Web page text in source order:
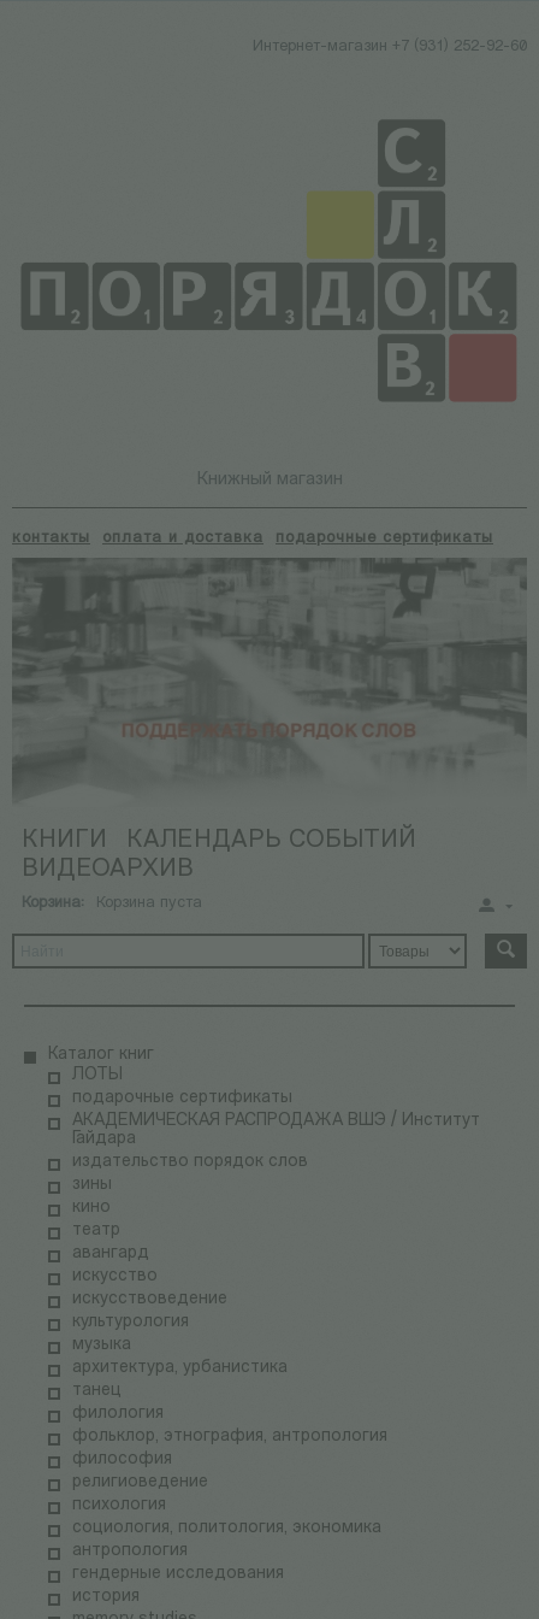
Интернет-магазин +7 (931) 252-92-60
Книжный магазин
контакты оплата и доставка подарочные сертификаты
КНИГИ
КАЛЕНДАРЬ СОБЫТИЙ
ВИДЕОАРХИВ
Корзина: Корзина пуста
Каталог книг
ЛОТЫ
подарочные сертификаты
АКАДЕМИЧЕСКАЯ РАСПРОДАЖА ВШЭ / Институт
Гайдара
издательство порядок слов
зины
кино
театр
авангард
искусство
искусствоведение
культурология
музыка
архитектура, урбанистика
танец
филология
фольклор, этнография, антропология
философия
религиоведение
психология
социология, политология, экономика
антропология
гендерные исследования
история